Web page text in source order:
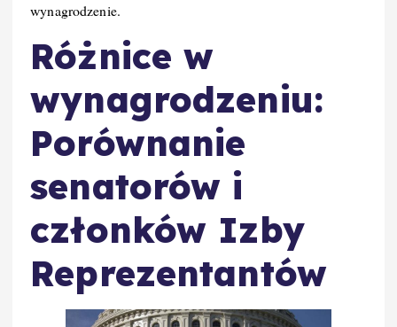
wynagrodzenie.
Różnice w
wynagrodzeniu:
Porównanie
senatorów i
członków Izby
Reprezentantów